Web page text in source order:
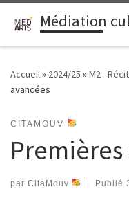
Passer au contenu
Médiation
Accueil» 2024/25 »M2 -
avancées
CITAMOUV
Premières
par CitaMouv | Publié